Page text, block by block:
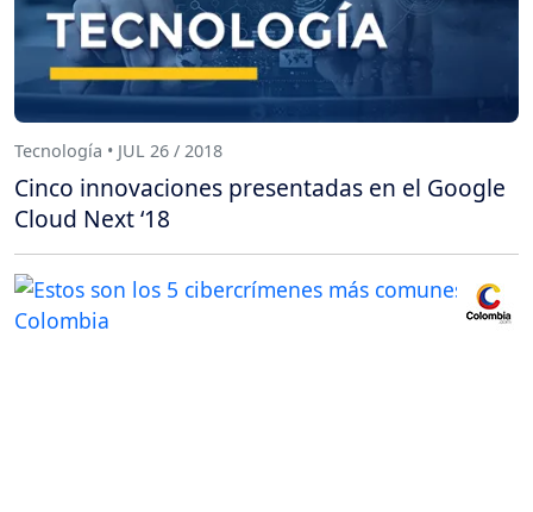
Tecnología • JUL 26 / 2018
Cinco innovaciones presentadas en el Google
Cloud Next ‘18